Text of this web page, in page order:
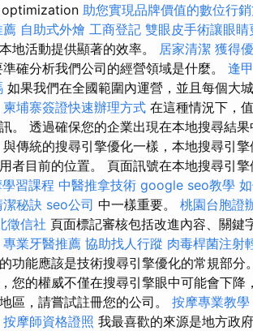
optimization 助您實現品牌價值的數位行
薦 自助式外燴 工商登記 雙眼皮手術讓眼睛
地活動提供顯著的效率。 居家清潔 獲得
確分析我們公司的經營領域是什麼。 逢
如果我們在全國範圍內運營，並且每個大
柬埔寨簽證快速辦理方式 在這種情況下，
。 透過確保您的企業出現在本地搜尋結
傳統的搜尋引擎優化一樣，本地搜尋引
者目前的位置。 頁面訊號在本地搜尋引
習課程 中醫推拿技術 google seo教學
潔秘訣 seo公司 中一樣重要。 桃園台胞證
徵信社 頁面標記審核包括改進內容、關鍵
專業牙醫推薦 協助找人行蹤 肉毒桿菌注射
功能應該是技術搜尋引擎優化的常規部分
您的權威不僅在搜尋引擎眼中可能會下
區，請嘗試註冊您的公司。 按摩專業教學
按摩師資格證照 我最喜歡的來源是地方政